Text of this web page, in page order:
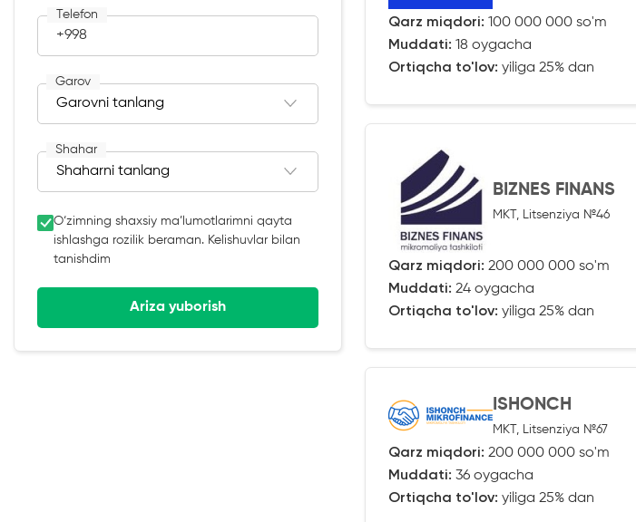
Telefon
+998
Garov
Shahar
O‘zimning shaxsiy ma’lumotlarimni qayta
ishlashga rozilik beraman. Kelishuvlar bilan
tanishdim
Ariza yuborish
Qarz miqdori: 100 000 000 so'm
Muddati: 18 oygacha
Ortiqcha to'lov: yiliga 25% dan
BIZNES FINANS
MKT, Litsenziya №46
Qarz miqdori: 200 000 000 so'm
Muddati: 24 oygacha
Ortiqcha to'lov: yiliga 25% dan
ISHONCH
MKT, Litsenziya №67
Qarz miqdori: 200 000 000 so'm
Muddati: 36 oygacha
Ortiqcha to'lov: yiliga 25% dan